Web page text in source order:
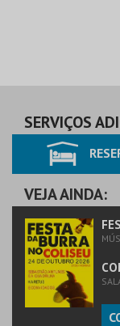
SERVIÇOS
VEJA AINDA: